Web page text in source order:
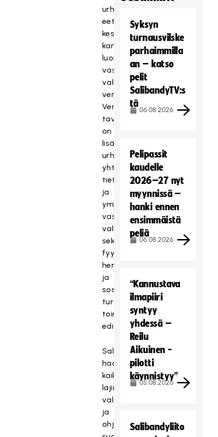
urheilun
eettinen
keskus)
kanssa
luonut
vastuullisen
valmentajan
verkkokurssin.
Verkkokurssin
tavoitteena
on
lisätä
urheilutoimijoiden
yhteistä
tietoisuutta
ja
ymmärrystä
vastuullisesta
valmentamisesta
sekä
fyysisesti,
henkisesti
ja
sosiaalisesti
turvallisen
toimintaympäristön
edistämisestä.
Salibandyliitto
haastaa
kaikki
lajin
valmentajat
ja
ohjaajat
Syksyn
turnausvilske
parhaimmilla
an – katso
pelit
SalibandyTV:s
tä
06.08.2026
Pelipassit
kaudelle
2026–27 nyt
myynnissä –
hanki ennen
ensimmäistä
peliä
06.08.2026
“Kannustava
ilmapiiri
syntyy
yhdessä –
Reilu
Aikuinen -
pilotti
käynnistyy”
05.08.2026
Salibandyliito